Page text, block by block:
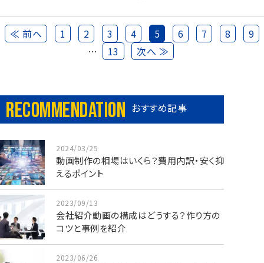
≪ 前へ 1 2 3 4 5 6 7 8
9
…
13 次へ ≫
Recommendation おすすめ記事
2024/03/25
動画制作の相場はいくら？費用内訳・安く抑
えるポイント
2023/09/13
会社紹介動画の構成はどうする？作り方の
コツと事例を紹介
2023/06/26